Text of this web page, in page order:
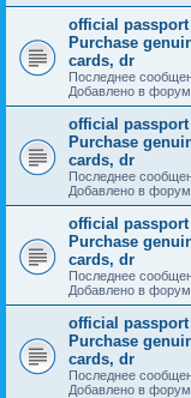
official passport
Purchase
cards, dr
Последнее
Добавлено в
official passport
Purchase
cards, dr
Последнее
Добавлено в
official passport
Purchase
cards, dr
Последнее
Добавлено в
official passport
Purchase
cards, dr
Последнее
Добавлено в